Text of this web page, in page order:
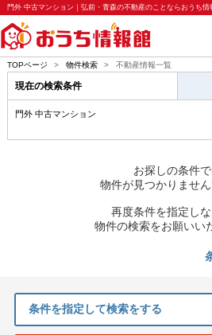
門外 中古マンション｜弘前・青森の不動産のことならおうち情
TOPページ > 物件検索 > 不動産情報一覧
現在の検索条件
門外 中古マンション
お探しの条件
物件が見つかりません
再度条件を指定し
物件の検索をお願いい
条件を指定して検索をする